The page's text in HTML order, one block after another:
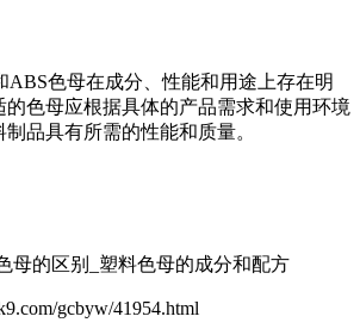
ABS色母在成分、性能和用途上存在明
的色母应根据具体的产品需求和使用环境
品具有所需的性能和质量。
母的区别_塑料色母的成分和配方
gcbyw/41954.html